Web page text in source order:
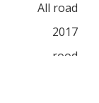
All road
2017
rood